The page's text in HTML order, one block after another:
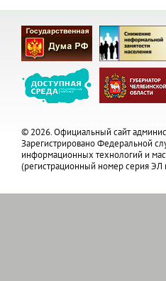
© 2026. Официальный сайт
Зарегистрировано Федеральной
информационных технологий и
(регистрационный номер серия